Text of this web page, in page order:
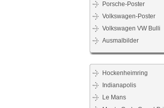
Porsche-Poster
Volkswagen-Poster
Volkswagen VW Bulli
Ausmalbilder
Hockenheimring
Indianapolis
Le Mans